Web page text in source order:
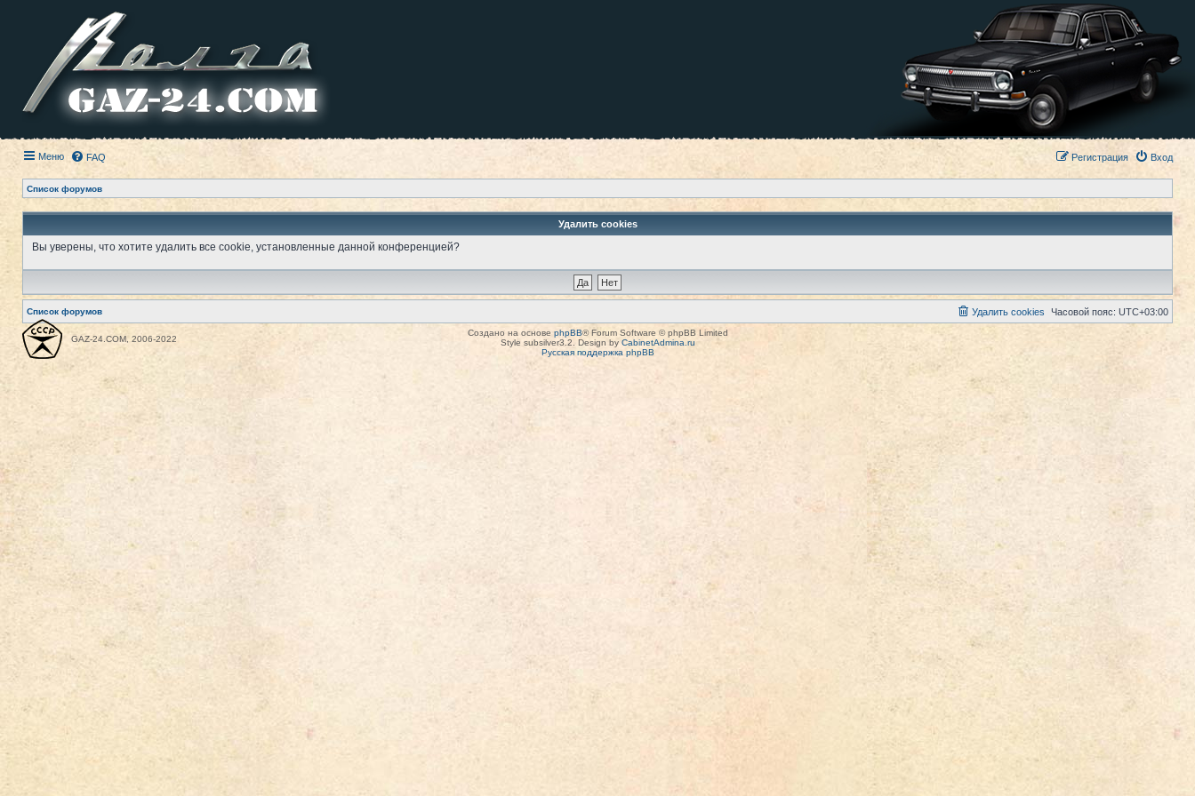
Меню FAQ Вход
Регистрация
Список форумов
Удалить cookies
Вы уверены, что хотите удалить все cookie, установленные данной конференцией?
Список форумов Часовой пояс: UTC+03:00
Удалить cookies
GAZ-24.COM, 2006-2022
Создано на основе phpBB® Forum Software © phpBB Limited
Style subsilver3.2. Design by CabinetAdmina.ru
Русская поддержка phpBB